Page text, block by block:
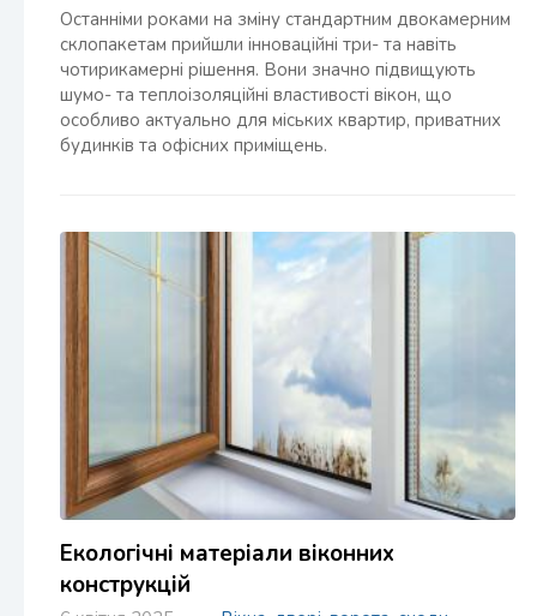
Останніми роками на зміну стандартним двокамерним
склопакетам прийшли інноваційні три- та навіть
чотирикамерні рішення. Вони значно підвищують
шумо- та теплоізоляційні властивості вікон, що
особливо актуально для міських квартир, приватних
будинків та офісних приміщень.
Екологічні матеріали віконних
конструкцій